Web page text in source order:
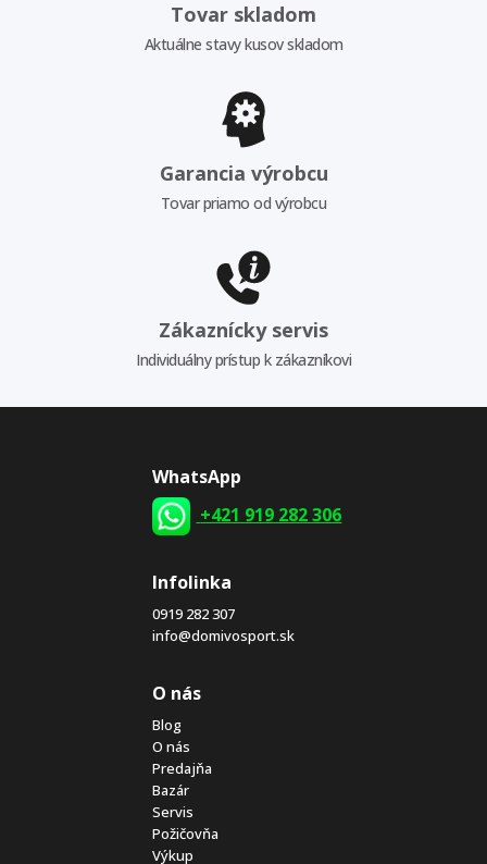
Tovar skladom
Aktuálne stavy kusov skladom
Garancia výrobcu
Tovar priamo od výrobcu
Zákaznícky servis
Individuálny prístup k zákazníkovi
WhatsApp
+421 919 282 306
Infolinka
0919 282 307
info@domivosport.sk
O nás
Blog
O nás
Predajňa
Bazár
Servis
Požičovňa
Výkup